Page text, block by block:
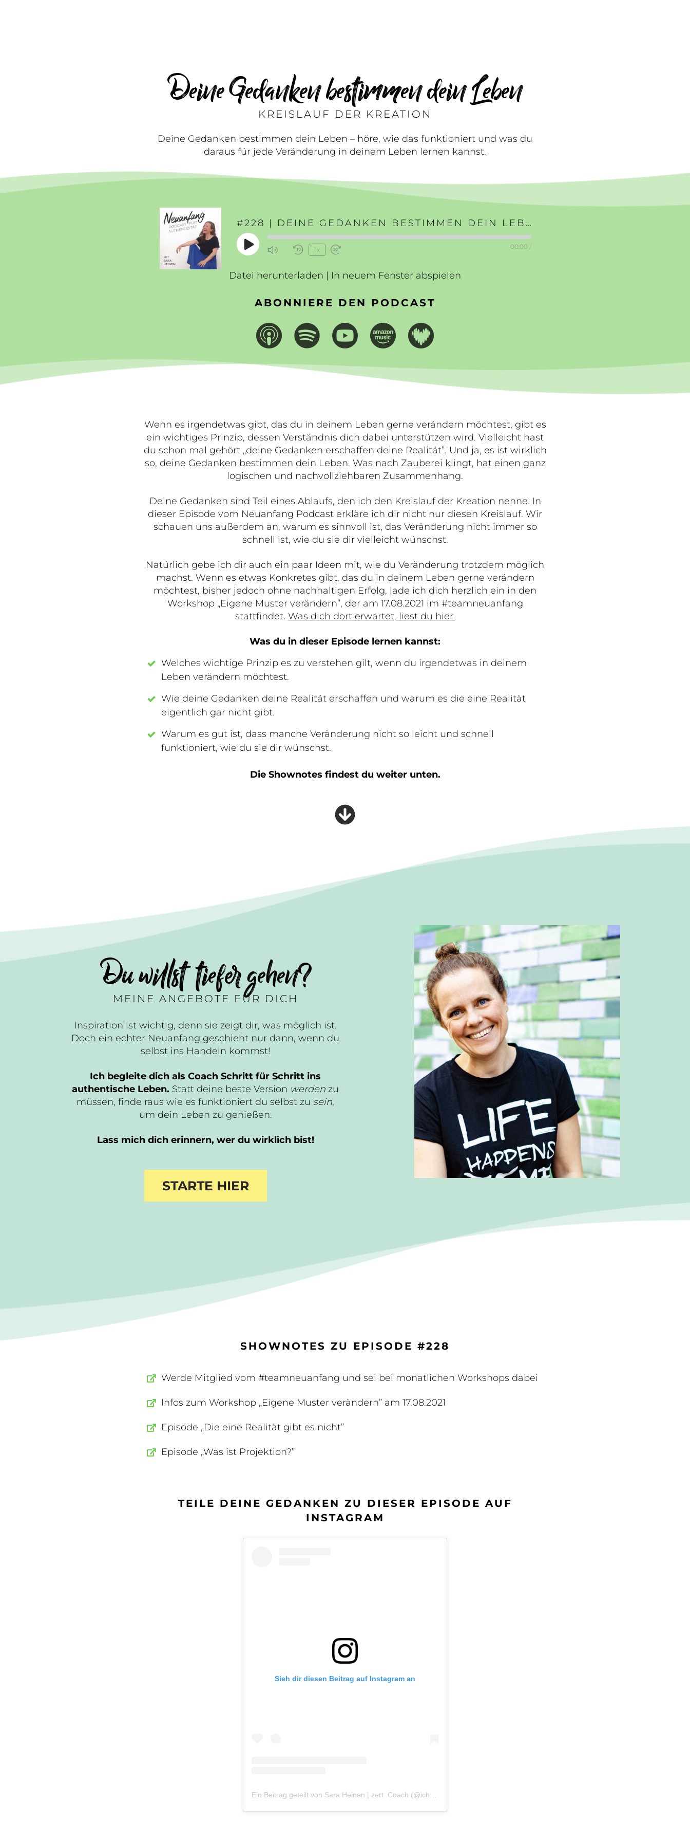
Deine Gedanken bestimmen dein Leben
KREISLAUF DER KREATION
Deine Gedanken bestimmen dein Leben – höre, wie das funktioniert und was du
daraus für jede Veränderung in deinem Leben lernen kannst.
#228 | DEINE GEDANKEN BESTIMMEN DEIN LEBEN
Play
EpisodeMute/Unmute
Rewind
Seconds
1x
30
00:00 /
Datei herunterladen | In neuem Fenster abspielen
ABONNIERE DEN PODCAST
Wenn es irgendetwas gibt, das du in deinem Leben gerne verändern möchtest, gibt es
ein wichtiges Prinzip, dessen Verständnis dich dabei unterstützen wird. Vielleicht hast
du schon mal gehört „deine Gedanken erschaffen deine Realität”. Und ja, es ist wirklich
so, deine Gedanken bestimmen dein Leben. Was nach Zauberei klingt, hat einen ganz
logischen und nachvollziehbaren Zusammenhang.
Deine Gedanken sind Teil eines Ablaufs, den ich den Kreislauf der Kreation nenne. In
dieser Episode vom Neuanfang Podcast erkläre ich dir nicht nur diesen Kreislauf. Wir
schauen uns außerdem an, warum es sinnvoll ist, das Veränderung nicht immer so
schnell ist, wie du sie dir vielleicht wünschst.
Natürlich gebe ich dir auch ein paar Ideen mit, wie du Veränderung trotzdem möglich
machst. Wenn es etwas Konkretes gibt, das du in deinem Leben gerne verändern
möchtest, bisher jedoch ohne nachhaltigen Erfolg, lade ich dich herzlich ein in den
Workshop „Eigene Muster verändern”, der am 17.08.2021 im #teamneuanfang
stattfindet. Was dich dort erwartet, liest du hier.
Was du in dieser Episode lernen kannst:
Welches wichtige Prinzip es zu verstehen gilt, wenn du irgendetwas in deinem
Leben verändern möchtest.
Wie deine Gedanken deine Realität erschaffen und warum es die eine Realität
eigentlich gar nicht gibt.
Warum es gut ist, dass manche Veränderung nicht so leicht und schnell
funktioniert, wie du sie dir wünschst.
Die Shownotes findest du weiter unten.
Du willst tiefer gehen?
MEINE ANGEBOTE FÜR DICH
Inspiration ist wichtig, denn sie zeigt dir, was möglich ist.
Doch ein echter Neuanfang geschieht nur dann, wenn du
selbst ins Handeln kommst!
Ich begleite dich als Coach Schritt für Schritt ins
authentische Leben. Statt deine beste Version werdenzu
müssen, finde raus wie es funktioniert du selbst zu sein,
um dein Leben zu genießen.
Lass mich dich erinnern, wer du wirklich bist!
STARTE HIER
SHOWNOTES ZU EPISODE #228
Werde Mitglied vom #teamneuanfang und sei bei monatlichen Workshops dabei
Infos zum Workshop „Eigene Muster verändern” am 17.08.2021
Episode „Die eine Realität gibt es nicht”
Episode „Was ist Projektion?”
TEILE DEINE GEDANKEN ZU DIESER EPISODE AUF
INSTAGRAM
Sieh dir diesen Beitrag auf Instagram an